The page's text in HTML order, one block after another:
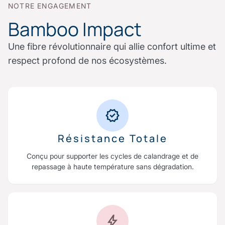
NOTRE ENGAGEMENT
Bamboo Impact
Une fibre révolutionnaire qui allie confort ultime et
respect profond de nos écosystèmes.
Résistance Totale
Conçu pour supporter les cycles de calandrage et de
repassage à haute température sans dégradation.